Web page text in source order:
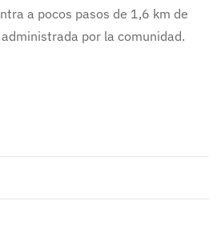
a pocos pasos de 1,6 km de
por la comunidad.